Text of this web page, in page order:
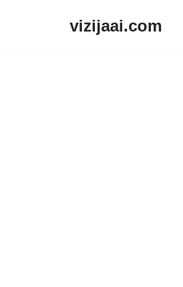
vizijaai.com